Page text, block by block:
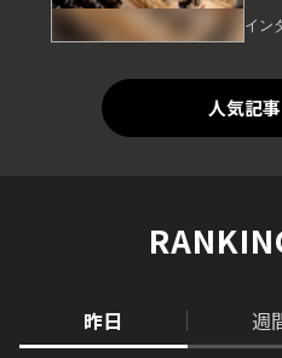
イン
人気記
昨日 週